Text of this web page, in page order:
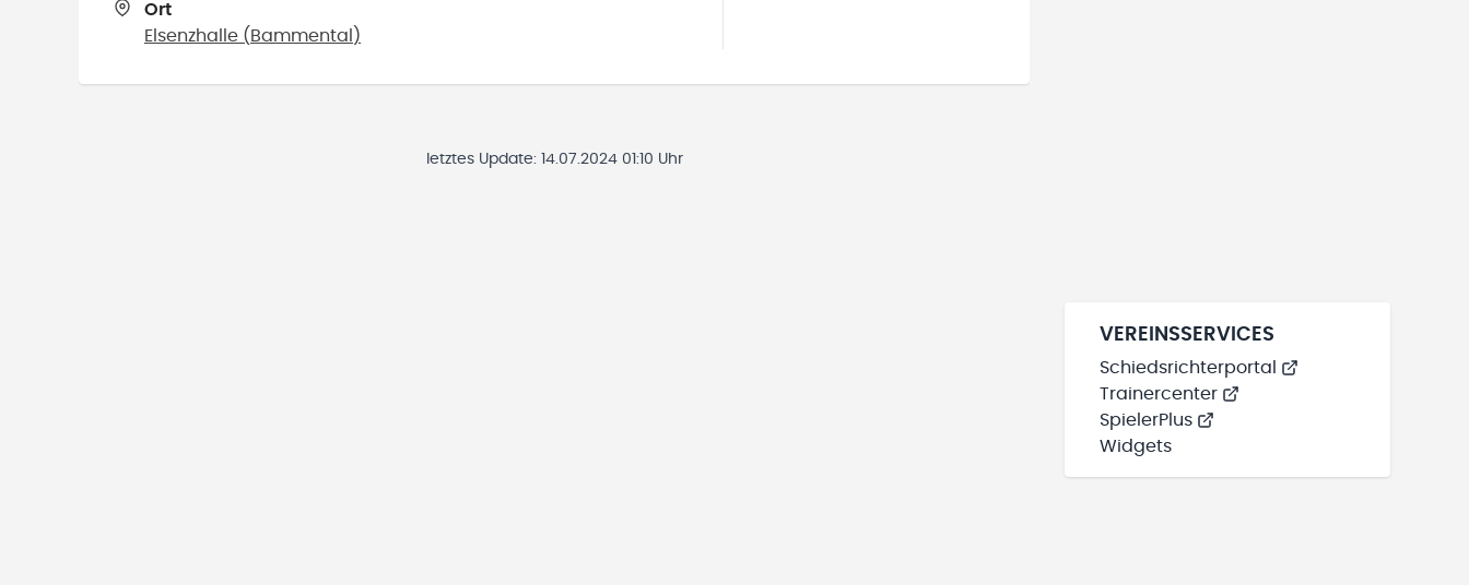
Ort
Elsenzhalle ( Bammental )
letztes Update: 14.07.2024 01:10 Uhr
VEREINSSERVICES
Schiedsrichterportal
Trainercenter
SpielerPlus
Widgets